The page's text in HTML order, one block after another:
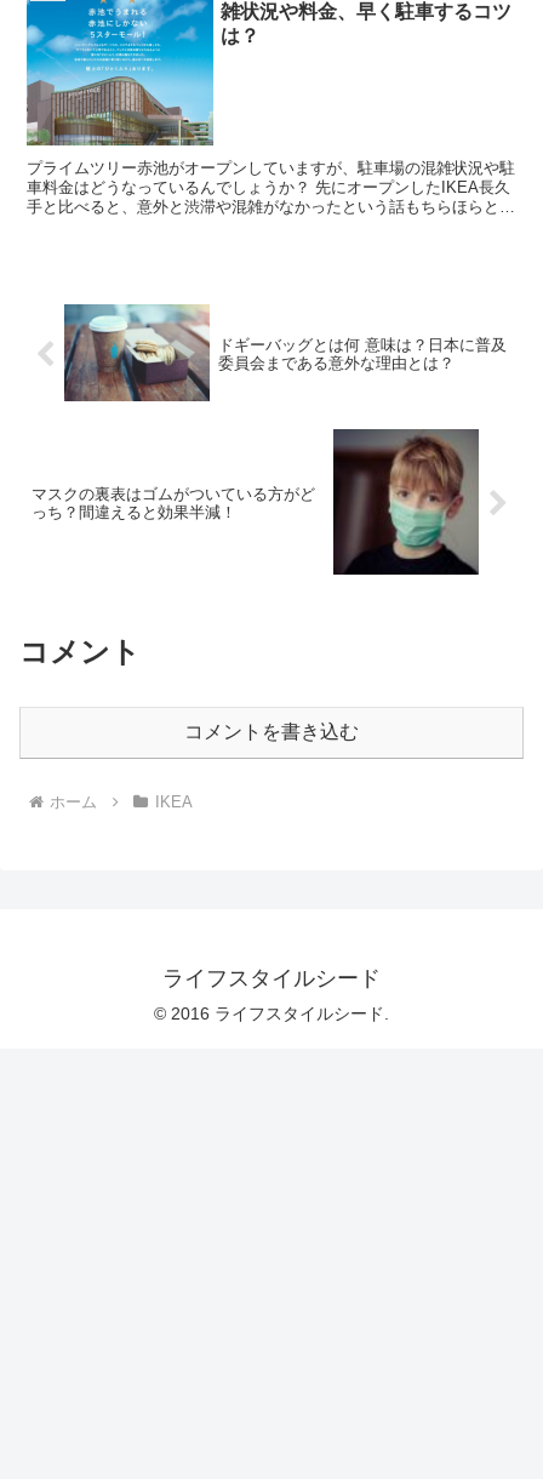
雑状況や料金、早く駐車するコツ
は？
プライムツリー赤池がオープンしていますが、駐車場の混雑状況や駐
車料金はどうなっているんでしょうか？ 先にオープンしたIKEA長久
手と比べると、意外と渋滞や混雑がなかったという話もちらほらとあ
ドギーバッグとは何 意味は？日本に普及
委員会まである意外な理由とは？
マスクの裏表はゴムがついている方がど
っち？間違えると効果半減！
コメント
コメントを書き込む
ホーム IKEA
ライフスタイルシード
© 2016 ライフスタイルシード.